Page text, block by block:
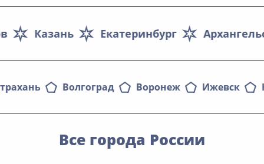
Екатеринбург
Казань
Волгоград Воронеж Ижевск
Все города России